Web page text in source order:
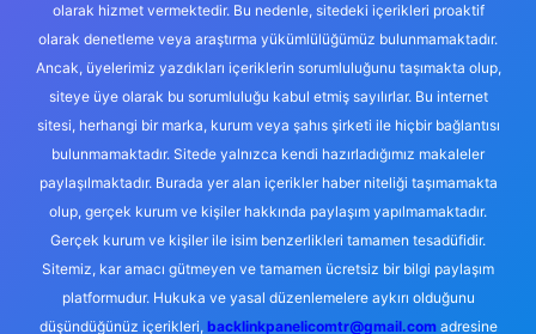
olarak hizmet vermektedir. Bu nedenle, sitedeki içerikleri proaktif
olarak denetleme veya araştırma yükümlülüğümüz bulunmamaktadır.
Ancak, üyelerimiz yazdıkları içeriklerin sorumluluğunu taşımakta olup,
siteye üye olarak bu sorumluluğu kabul etmiş sayılırlar. Bu internet
sitesi, herhangi bir marka, kurum veya şahıs şirketi ile hiçbir bağlantısı
bulunmamaktadır. Sitede yalnızca kendi hazırladığımız makaleler
paylaşılmaktadır. Burada yer alan içerikler haber niteliği taşımamakta
olup, gerçek kurum ve kişiler hakkında paylaşım yapılmamaktadır.
Gerçek kurum ve kişiler ile isim benzerlikleri tamamen tesadüfidir.
Sitemiz, kar amacı gütmeyen ve tamamen ücretsiz bir bilgi paylaşım
platformudur. Hukuka ve yasal düzenlemelere aykırı olduğunu
düşündüğünüz içerikleri, backlinkpanelicomtr@gmail.comadresine